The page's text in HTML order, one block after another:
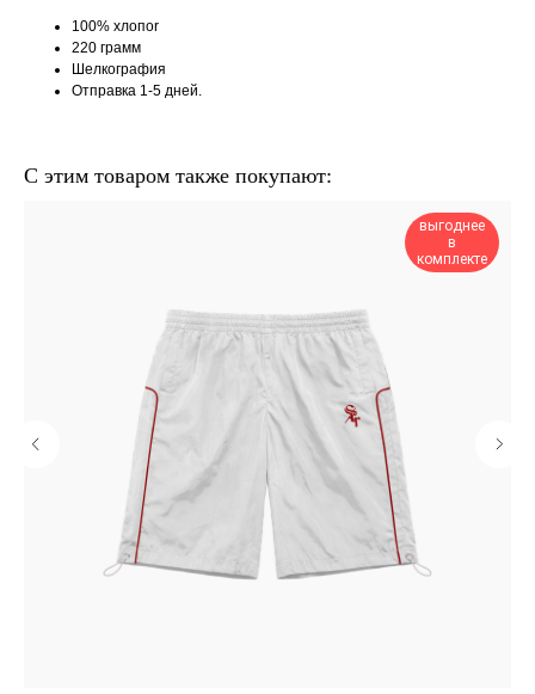
100% хлопоr
220 грамм
Шелкография
Отправка 1-5 дней.
С этим товаром также покупают:
выгоднее
в
комплекте